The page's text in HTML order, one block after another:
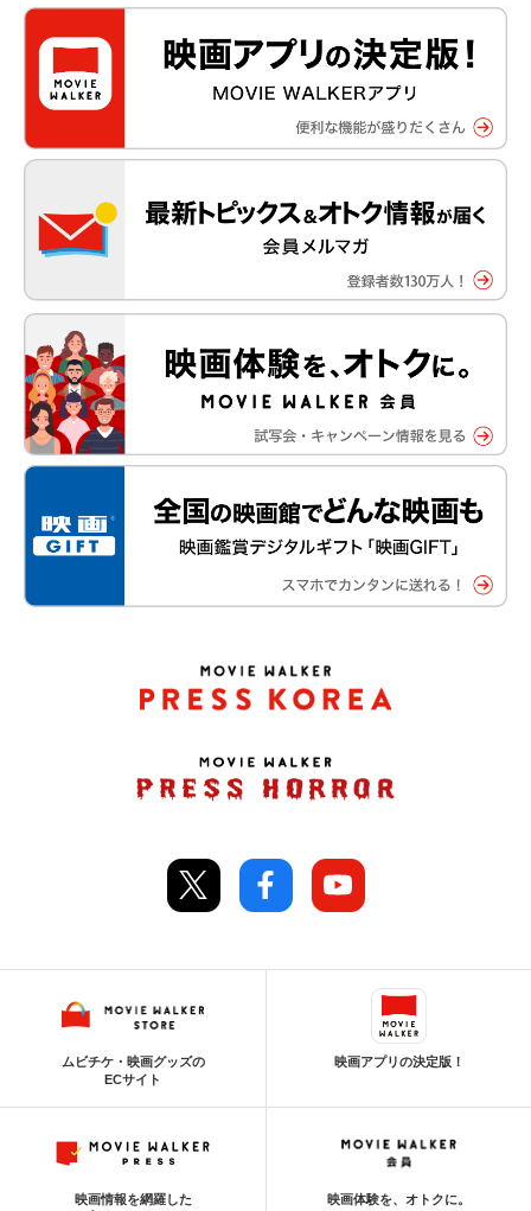
ムビチケ・映画グッズの
ECサイト
映画アプリの決定版！
映画情報を網羅した
映画体験を、オトクに。